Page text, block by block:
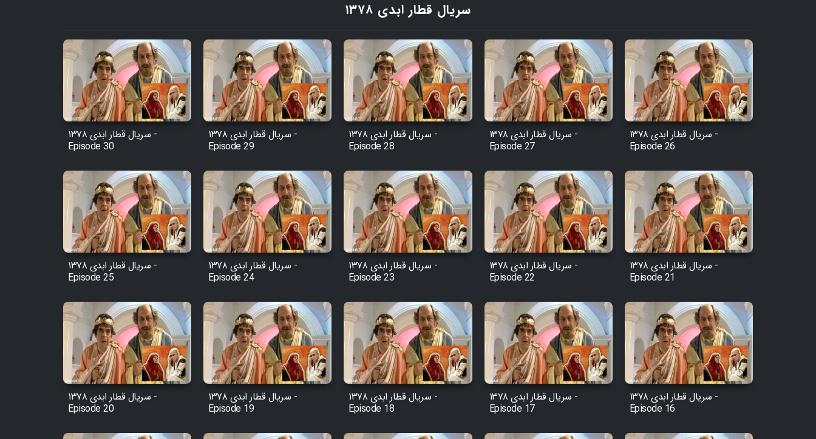
Film Arabeh Marg
Film Avar
Film Behtarin Tabestan Man
Film Mard Aftabi
Film Salam be Entezar
Film Entehaye Ghodrat
Cartoon Robin Hood - Dooble
Farsi (Ghabl Az Enghelab)
سریال قطار ابدی ۱۳۷۸
سریال قطار ابدی ۱۳۷۸ -
Episode 30
سریال قطار ابدی ۱۳۷۸ -
Episode 29
سریال قطار ابدی ۱۳۷۸ -
Episode 28
سریال قطار ابدی ۱۳۷۸ -
Episode 27
سریال قطار ابدی ۱۳۷۸ -
Episode 26
سریال قطار ابدی ۱۳۷۸ -
Episode 25
سریال قطار ابدی ۱۳۷۸ -
Episode 24
سریال قطار ابدی ۱۳۷۸ -
Episode 23
سریال قطار ابدی ۱۳۷۸ -
Episode 22
سریال قطار ابدی ۱۳۷۸ -
Episode 21
سریال قطار ابدی ۱۳۷۸ -
Episode 20
سریال قطار ابدی ۱۳۷۸ -
Episode 19
سریال قطار ابدی ۱۳۷۸ -
Episode 18
سریال قطار ابدی ۱۳۷۸ -
Episode 17
سریال قطار ابدی ۱۳۷۸ -
Episode 16